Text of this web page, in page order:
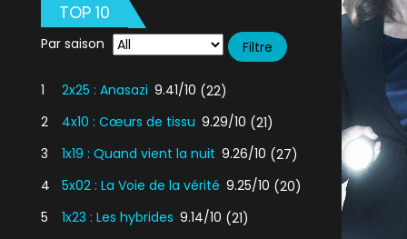
TOP 10
Par saison
1 2x25 : Anasazi 9.41/10 (22)
2
4x10 : Cœurs de tissu 9.29/10 (21)
3
1x19 : Quand vient la nuit 9.26/10 (27)
4
5x02 : La Voie de la vérité 9.25/10 (20)
5
1x23 : Les hybrides 9.14/10 (21)